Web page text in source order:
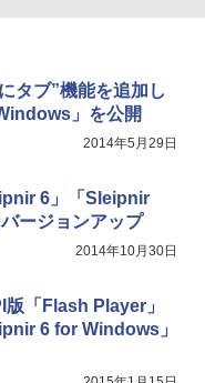
タブ”機能を追加し
」を公開
2014年5月29日
6」「Sleipnir
ージョンアップ
2014年10月30日
「Flash Player」
6 for Windows」